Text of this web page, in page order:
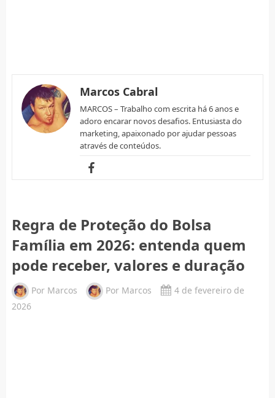
Marcos Cabral
MARCOS – Trabalho com escrita há 6 anos e
adoro encarar novos desafios. Entusiasta do
marketing, apaixonado por ajudar pessoas
através de conteúdos.
Regra de Proteção do Bolsa
Família em 2026: entenda quem
pode receber, valores e duração
Por Marcos Por Marcos
4 de fevereiro de
2026